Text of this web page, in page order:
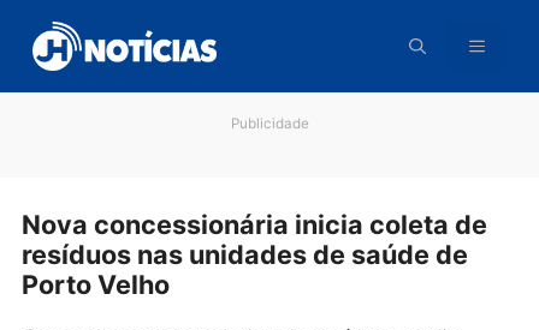
para
conteúdo
Nova concessionária inicia coleta
resíduos nas unidades de saúde de